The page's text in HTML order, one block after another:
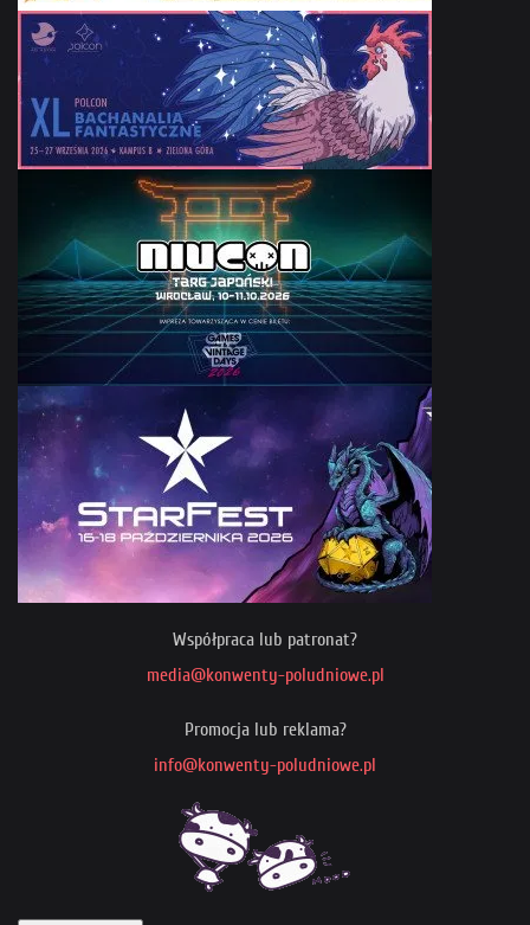
Współpraca lub patronat?
media@konwenty-poludniowe.pl
Promocja lub reklama?
info@konwenty-poludniowe.pl